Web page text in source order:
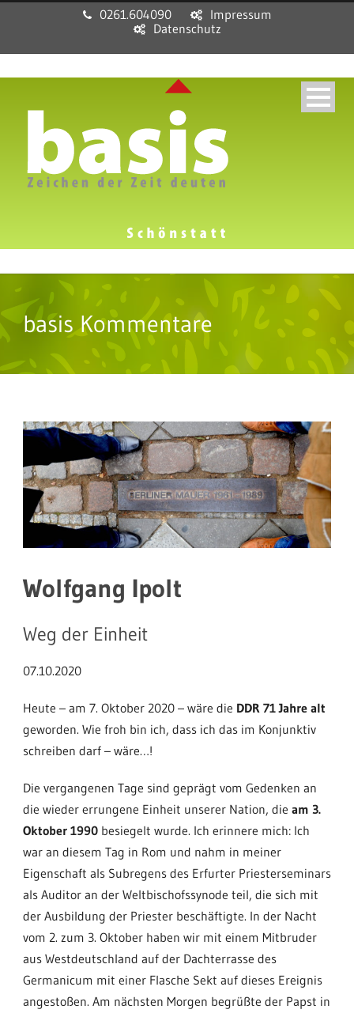
0261.604090
Impressum
Datenschutz
basis Kommentare
Wolfgang Ipolt
Weg der Einheit
07.10.2020
Heute – am 7. Oktober 2020 – wäre die DDR 71 Jahre alt
geworden. Wie froh bin ich, dass ich das im Konjunktiv
schreiben darf – wäre…!
Die vergangenen Tage sind geprägt vom Gedenken an
die wieder errungene Einheit unserer Nation, die am 3.
Oktober 1990 besiegelt wurde. Ich erinnere mich: Ich
war an diesem Tag in Rom und nahm in meiner
Eigenschaft als Subregens des Erfurter Priesterseminars
als Auditor an der Weltbischofssynode teil, die sich mit
der Ausbildung der Priester beschäftigte. In der Nacht
vom 2. zum 3. Oktober haben wir mit einem Mitbruder
aus Westdeutschland auf der Dachterrasse des
Germanicum mit einer Flasche Sekt auf dieses Ereignis
angestoßen. Am nächsten Morgen begrüßte der Papst in